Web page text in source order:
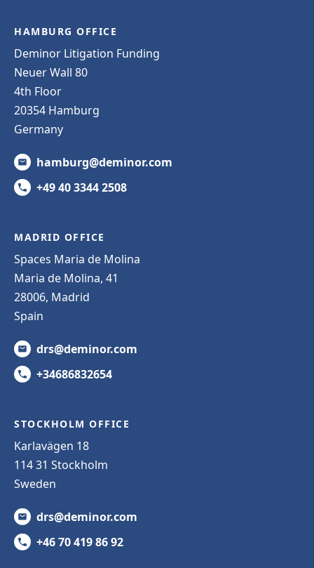
HAMBURG OFFICE
Deminor Litigation Funding
Neuer Wall 80
4th Floor
20354 Hamburg
Germany
hamburg@deminor.com
+49 40 3344 2508
MADRID OFFICE
Spaces Maria de Molina
Maria de Molina, 41
28006, Madrid
Spain
drs@deminor.com
+34686832654
STOCKHOLM OFFICE
Karlavägen 18
114 31 Stockholm
Sweden
drs@deminor.com
+46 70 419 86 92